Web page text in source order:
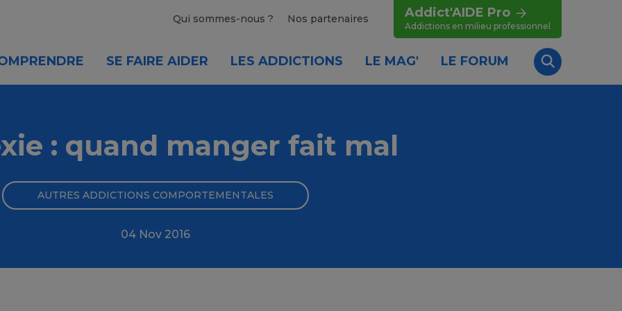
Qui sommes-nous ? Nos partenaires Addict'AIDE Pro
Addictions en milieu professionnel
SE FAIRE AIDER LES ADDICTIONS LE MAG' LE FORUM
Recherche
: quand manger fait mal
AUTRES ADDICTIONS COMPORTEMENTALES
04 Nov 2016